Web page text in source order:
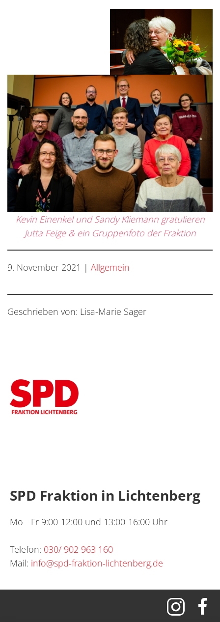
Kevin Einenkel und Sandy Kliemann gratulieren
Jutta Feige & ein Gruppenfoto der Fraktion
9. November 2021 | Allgemein
Geschrieben von: Lisa-Marie Sager
SPD Fraktion in Lichtenberg
Mo - Fr 9:00-12:00 und 13:00-16:00 Uhr
Telefon: 030/ 902 963 160
Mail: info@spd-fraktion-lichtenberg.de